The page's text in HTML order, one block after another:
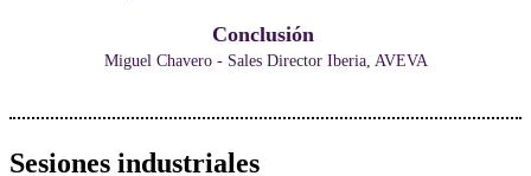
Conclusión
Miguel Chavero - Sales Director Iberia, AVEVA
Sesiones industriales